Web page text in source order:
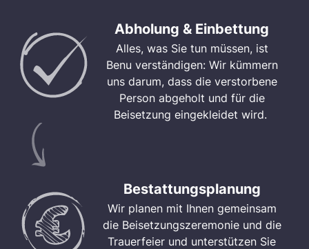
Abholung & Einbettung
Alles, was Sie tun müssen, ist
Benu verständigen: Wir kümmern
uns darum, dass die verstorbene
Person abgeholt und für die
Beisetzung eingekleidet wird.
Bestattungsplanung
Wir planen mit Ihnen gemeinsam
die Beisetzungszeremonie und die
Trauerfeier und unterstützen Sie